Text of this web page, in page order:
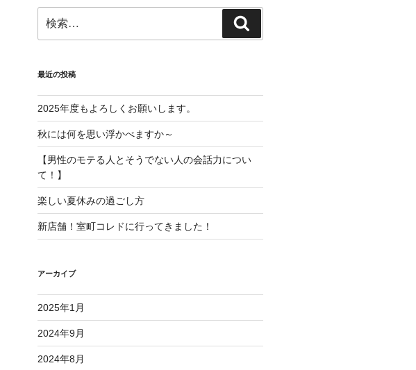
索:
索
最近の投稿
2025年度もよろしくお願いします。
秋には何を思い浮かべますか～
【男性のモテる人とそうでない人の会話力につい
て！】
楽しい夏休みの過ごし方
新店舗！室町コレドに行ってきました！
アーカイブ
2025年1月
2024年9月
2024年8月